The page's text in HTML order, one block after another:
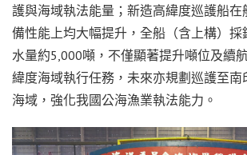
護與海域執法能量；新造高緯度巡護船在
備性能上均大幅提升，全船（含上構）
水量約5,000噸，不僅顯著提升噸位及續
緯度海域執行任務，未來亦規劃巡護至
海域，強化我國公海漁業執法能力。